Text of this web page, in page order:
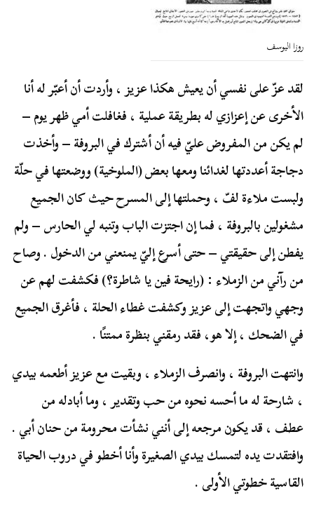
روزا اليوسف
لقد عزّ على نفسي أن يعيش هكذا عزيز ، وأردت أن أعبّر له أنا
الأخرى عن إعزازي له بطريقة عملية ، فغافلت أمي ظهر يوم –
لم يكن من المفروض عليّ فيه أن أشترك في البروفة – وأخذت
دجاجة أعددتها لغدائنا ومعها بعض (الملوخية) ووضعتها في حلّة
ولبست ملاءة لفّ ، وحملتها إلى المسرح حيث كان الجميع
مشغولين بالبروفة ، فما إن اجتزت الباب وتنبه لي الحارس – ولم
يفطن إلى حقيقتي – حتى أسرع إليّ يمنعني من الدخول . وصاح
من رآني من الزملاء : (رايحة فين يا شاطرة؟) فكشفت لهم عن
وجهي واتجهت إلى عزيز وكشفت غطاء الحلة ، فأغرق الجميع
في الضحك ، إلا هو، فقد رمقني بنظرة ممتنًا .
وانتهت البروفة ، وانصرف الزملاء ، وبقيت مع عزيز أطعمه بيدي
، شارحة له ما أحسه نحوه من حب وتقدير ، وما أبادله من
عطف ، قد يكون مرجعه إلى أنني نشأت محرومة من حنان أبي .
وافتقدت يده لتمسك بيدي الصغيرة وأنا أخطو في دروب الحياة
القاسية خطوتي الأولى .